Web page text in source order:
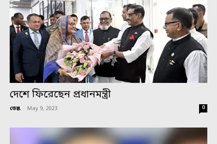
দেশে ফিরেছেন প্রধানমন্ত্রী
ডেস্ক - May 9, 2023 0